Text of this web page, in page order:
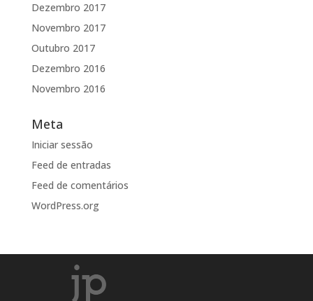
Dezembro 2017
Novembro 2017
Outubro 2017
Dezembro 2016
Novembro 2016
Meta
Iniciar sessão
Feed de entradas
Feed de comentários
WordPress.org